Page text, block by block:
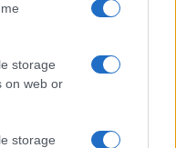
storage
on web or
storage
"Le Brennus est
Lacroix